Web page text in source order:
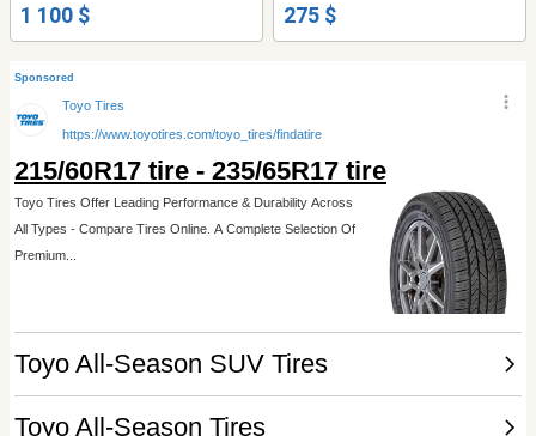
1 100 $ 275 $